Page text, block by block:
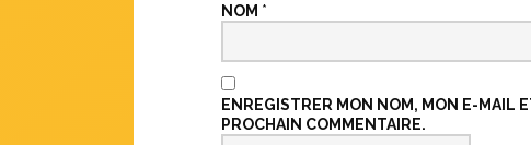
NOM *
ENREGISTRER MON NOM, MON E-MAIL
PROCHAIN COMMENTAIRE.